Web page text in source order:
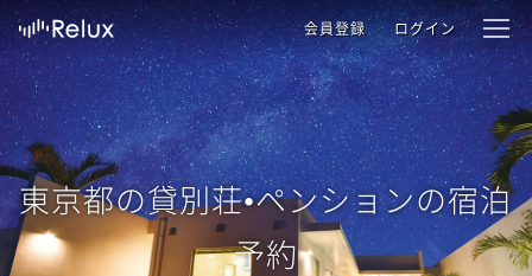
会員登録 ログイン
東京都の貸別荘•ペンションの宿泊
予約